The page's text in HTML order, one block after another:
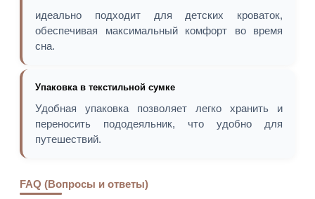
идеально подходит для детских кроваток,
обеспечивая максимальный комфорт во время
сна.
Упаковка в текстильной сумке
Удобная упаковка позволяет легко хранить и
переносить пододеяльник, что удобно для
путешествий.
FAQ (Вопросы и ответы)